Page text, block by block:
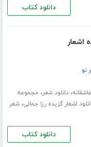
دانلود کتاب
اشعار
نو
،دانلود شعر، مجموعه
اشعار گزیده رزا جمالی،شعر
دانلود کتاب